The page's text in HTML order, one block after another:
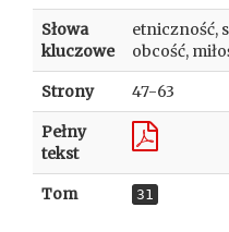
Słowa
kluczowe
etniczność,
obcość,
Strony 47-63
Pełny
tekst
Tom 31